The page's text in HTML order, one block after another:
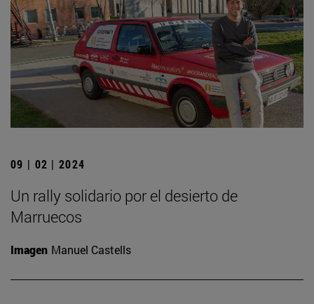
09 | 02 | 2024
Un rally solidario por el desierto de
Marruecos
Imagen Manuel Castells